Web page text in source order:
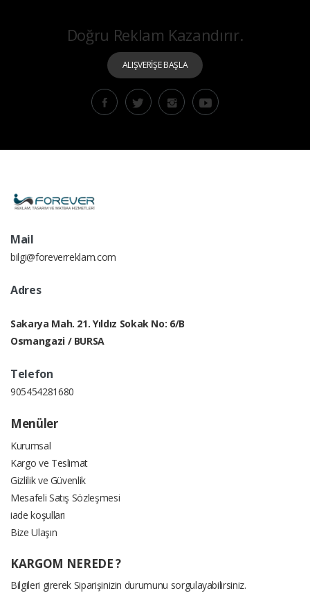
Doğru Reklam Kazandırır.
ALIŞVERİŞE BAŞLA
Mail
bilgi@foreverreklam.com
Adres
Sakarya Mah. 21. Yıldız Sokak No: 6/B
Osmangazi / BURSA
Telefon
905454281680
Menüler
Kurumsal
Kargo ve Teslimat
Gizlilik ve Güvenlik
Mesafeli Satış Sözleşmesi
iade koşulları
Bize Ulaşın
KARGOM NEREDE ?
Bilgileri girerek Siparişinizin durumunu sorgulayabilirsiniz.